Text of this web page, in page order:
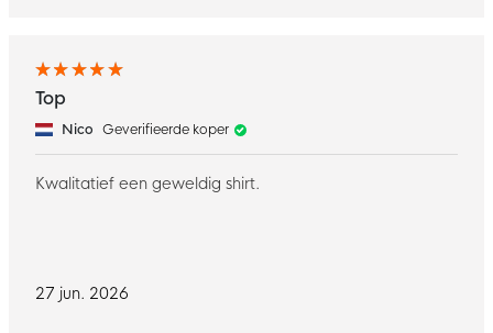
27 jun. 2026
Top
Nico Geverifieerde koper
Kwalitatief een geweldig shirt.